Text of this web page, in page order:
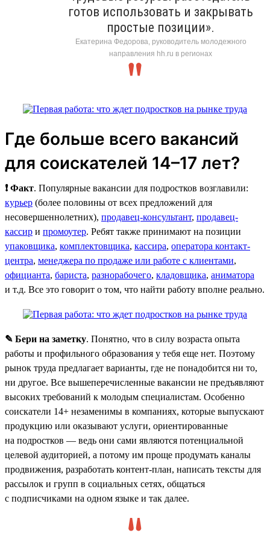
готов использовать и закрывать
простые позиции».
Екатерина Федорова, руководитель молодежного
направления hh.ru в регионах
Где больше всего вакансий
для соискателей 14–17 лет?
❗ Факт. Популярные вакансии для подростков возглавили:
курьер (более половины от всех предложений для
несовершеннолетних), продавец-консультант, продавец-
кассир и промоутер. Ребят также принимают на позиции
упаковщика, комплектовщика, кассира, оператора контакт-
центра, менеджера по продаже или работе с клиентами,
официанта, бариста, разнорабочего, кладовщика, аниматора
и т.д. Все это говорит о том, что найти работу вполне реально.
✎ Бери на заметку. Понятно, что в силу возраста опыта
работы и профильного образования у тебя еще нет. Поэтому
рынок труда предлагает варианты, где не понадобится ни то,
ни другое. Все вышеперечисленные вакансии не предъявляют
высоких требований к молодым специалистам. Особенно
соискатели 14+ незаменимы в компаниях, которые выпускают
продукцию или оказывают услуги, ориентированные
на подростков — ведь они сами являются потенциальной
целевой аудиторией, а потому им проще продумать каналы
продвижения, разработать контент-план, написать тексты для
рассылок и групп в социальных сетях, общаться
с подписчиками на одном языке и так далее.